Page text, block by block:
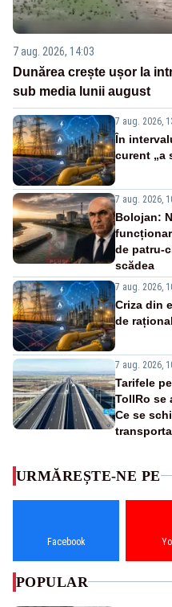
7 aug. 2026, 14:03
Dunărea crește ușor la
sub media lunii august
7 aug. 2026,
În
curent „a
7 aug. 2026,
Bolojan:
de patru-
scădea
7 aug. 2026,
Criza din
de
7 aug. 2026,
Tarifele
TollRo se
Ce se
URMĂREȘTE-NE PE
Facebook
POPULAR